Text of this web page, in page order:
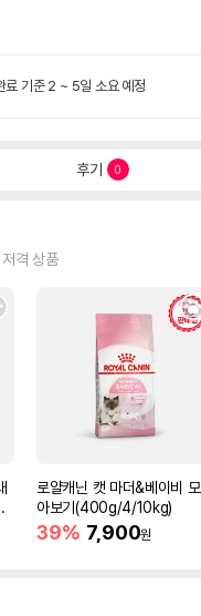
료 기준 2 ~ 5일 소요 예정
후기 0
격 상품
로얄캐닌 캣 마더&베이비 모
아보기(400g/4/10kg)
39% 7,900원